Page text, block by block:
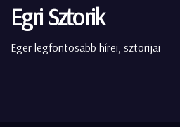
Egri Sztorik
Eger legfontosabb hírei, sztorijai